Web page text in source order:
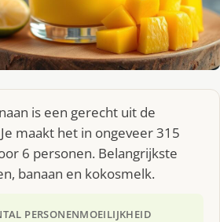
is een gerecht uit de
maakt het in ongeveer 315
6 personen. Belangrijkste
banaan en kokosmelk.
PERSONENMOEILIJKHEID